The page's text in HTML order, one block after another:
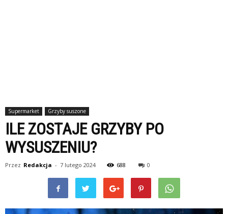
Supermarket Grzyby suszone
ILE ZOSTAJE GRZYBY PO
WYSUSZENIU?
Przez Redakcja - 7 lutego 2024 688 0